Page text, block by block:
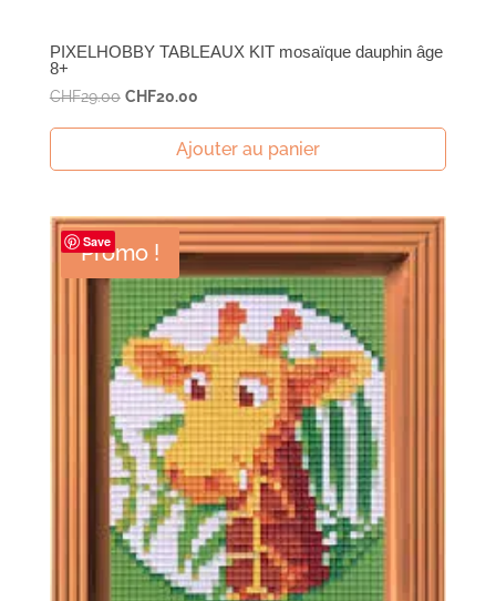
PIXELHOBBY TABLEAUX KIT mosaïque dauphin âge
8+
CHF29.00 Le
était :
CHF20.00Le
actuel
est :
Ajouter au panier
Save
Promo !